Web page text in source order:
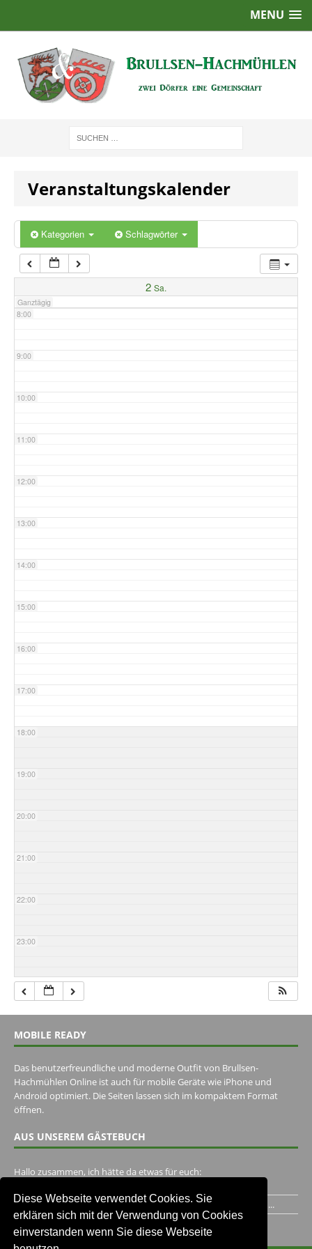
Diese Webseite verwendet Cookies. Sie
erklären sich mit der Verwendung von Cookies
einverstanden wenn Sie diese Webseite
MENU
Veranstaltungskalender
Kategorien Schlagwörter
2 Sa.
Ganztägig
2:00
5:00
7:00
8:00
9:00
10:00
11:00
12:00
13:00
14:00
15:00
16:00
17:00
18:00
19:00
20:00
21:00
22:00
23:00
MOBILE READY
Das benutzerfreundliche und moderne Outfit von Brullsen-
Hachmühlen Online ist auch für mobile Geräte wie iPhone und
Android optimiert. Die Seiten lassen sich im kompaktem Format
öffnen.
AUS UNSEREM GÄSTEBUCH
Hallo zusammen, ich hätte da etwas für euch:
Ich habe ein Jahr im Gasthaus Hugo Pape verbracht..Habe ihn...
Unser Gästebuch besuchen